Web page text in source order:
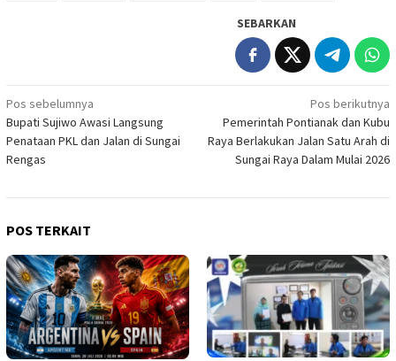
SEBARKAN
Navigasi
pos
Pos sebelumnya
Bupati Sujiwo Awasi Langsung
Penataan PKL dan Jalan di Sungai
Rengas
Pos berikutnya
Pemerintah Pontianak dan Kubu
Raya Berlakukan Jalan Satu Arah di
Sungai Raya Dalam Mulai 2026
POS TERKAIT